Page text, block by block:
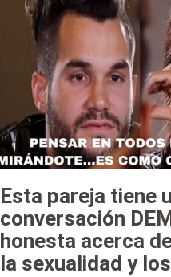
Esta pareja tiene
conversación
honesta acerca
la sexualidad y